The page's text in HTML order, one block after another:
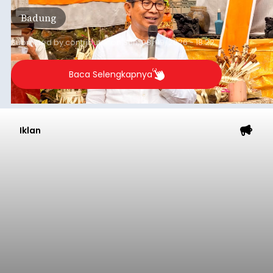
per bulan, meningkat signifikan dibandingkan
rata-rata penerimaan sebelumnya yang berkisar
Rp350 miliar hingga Rp400 miliar per bulan.
Badung
Submitted bycontributor Sun, 08/09/2026 - 18:22
Baca Selengkapnya
Iklan